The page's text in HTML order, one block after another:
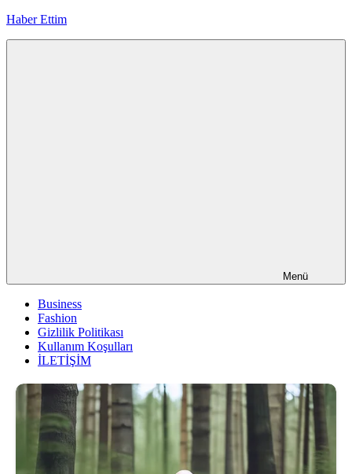
İçeriğe
Haber Ettim
Menü
Business
Fashion
Gizlilik Politikası
Kullanım Koşulları
İLETİŞİM